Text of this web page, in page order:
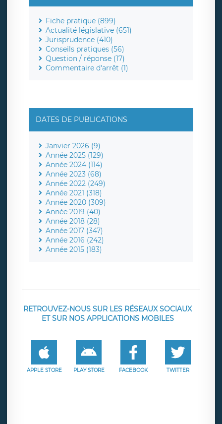
Fiche pratique (899)
Actualité législative (651)
Jurisprudence (410)
Conseils pratiques (56)
Question / réponse (17)
Commentaire d'arrêt (1)
DATES DE PUBLICATIONS
Janvier 2026 (9)
Année 2025 (129)
Année 2024 (114)
Année 2023 (68)
Année 2022 (249)
Année 2021 (318)
Année 2020 (309)
Année 2019 (40)
Année 2018 (28)
Année 2017 (347)
Année 2016 (242)
Année 2015 (183)
RETROUVEZ-NOUS SUR LES RÉSEAUX SOCIAUX
ET SUR NOS APPLICATIONS MOBILES
APPLE STORE PLAY STORE FACEBOOK TWITTER